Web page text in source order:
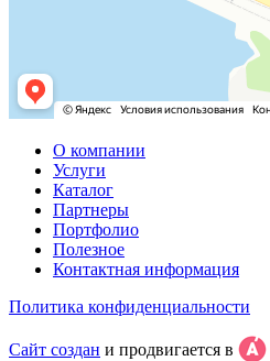
О компании
Услуги
Каталог
Партнеры
Портфолио
Полезное
Контактная информация
Политика конфиденциальности
Сайт создан и продвигается в